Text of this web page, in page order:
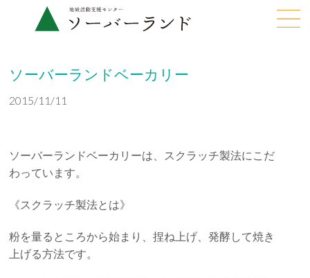
ソーバーランドベーカリー
2015/11/11
ソーバーランドベーカリーは、スクラッチ製法にこだ
わっています。
《スクラッチ製法とは》
粉を量るところから始まり、捏ね上げ、発酵して焼き
上げる方法です。